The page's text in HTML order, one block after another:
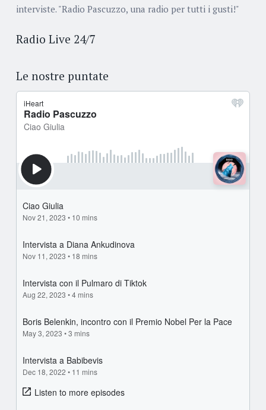
interviste. "Radio Pascuzzo, una radio per tutti i gusti!"
Radio Live 24/7
Le nostre puntate